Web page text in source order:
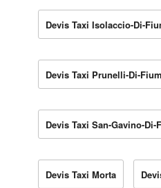
Devis Taxi Isolaccio-Di-
Devis Taxi Prunelli-Di-
Devis Taxi San-Gavino-
Devis Taxi Morta